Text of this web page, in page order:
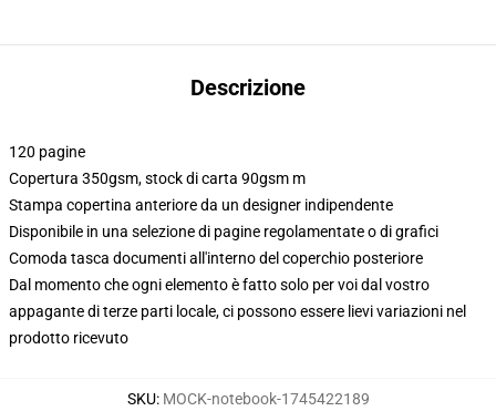
Descrizione
120 pagine
Copertura 350gsm, stock di carta 90gsm m
Stampa copertina anteriore da un designer indipendente
Disponibile in una selezione di pagine regolamentate o di grafici
Comoda tasca documenti all'interno del coperchio posteriore
Dal momento che ogni elemento è fatto solo per voi dal vostro
appagante di terze parti locale, ci possono essere lievi variazioni nel
prodotto ricevuto
SKU: MOCK-notebook-1745422189